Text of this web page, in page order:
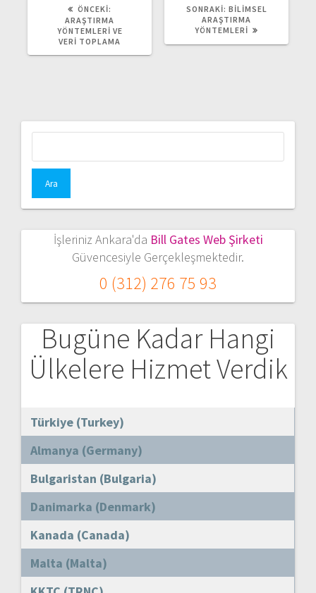
ÖNCEKI:
YAZI:
ARAŞTIRMA
YÖNTEMLERI VE
VERI TOPLAMA
SONRAKI: SONRAKI
YAZI:
BILIMSEL
ARAŞTIRMA
YÖNTEMLERI
İşleriniz Ankara'da Bill Gates Web Şirketi
Güvencesiyle Gerçekleşmektedir.
0 (312) 276 75 93
Bugüne Kadar Hangi
Ülkelere Hizmet Verdik
Türkiye (Turkey)
Almanya (Germany)
Bulgaristan (Bulgaria)
Danimarka (Denmark)
Kanada (Canada)
Malta (Malta)